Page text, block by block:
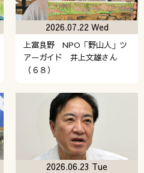
上富良野 NPO「野山人」ツ
アーガイド 井上文雄さん
（６８）
2026.07.22 Wed
2026.06.23 Tue